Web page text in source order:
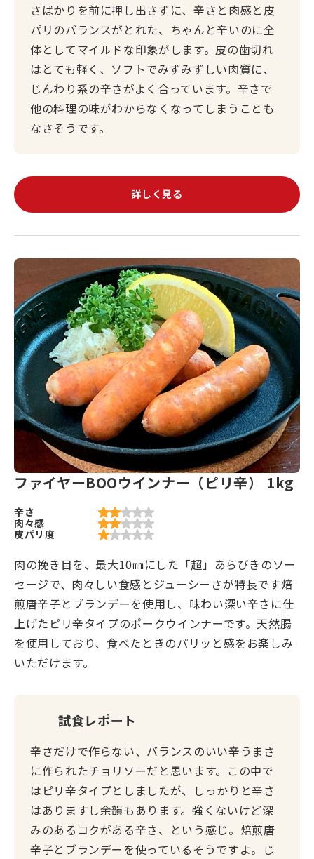
さばかりを前に押し出さずに、辛さと肉感と皮
パリのバランスがとれた、ちゃんと辛いのに全
体としてマイルドな印象がします。皮の歯切れ
はとても軽く、ソフトでみずみずしい肉質に、
じんわり系の辛さがよく合っています。辛さで
他の料理の味がわからなくなってしまうことも
なさそうです。
詳しく見る
ファイヤーBOOウインナー（ピリ辛） 1kg
辛さ
肉々感
皮パリ度
肉の挽き目を、最大10㎜にした「超」あらびきのソー
セージで、肉々しい食感とジューシーさが特長です焙
煎唐辛子とブランデーを使用し、味わい深い辛さに仕
上げたピリ辛タイプのポークウインナーです。天然腸
を使用しており、食べたときのパリッと感をお楽しみ
いただけます。
試食レポート
辛さだけで作らない、バランスのいい辛うまさ
に作られたチョリソーだと思います。この中で
はピリ辛タイプとしましたが、しっかりと辛さ
はありますし余韻もあります。強くないけど深
みのあるコクがある辛さ、という感じ。焙煎唐
辛子とブランデーを使っているそうですよ。じ